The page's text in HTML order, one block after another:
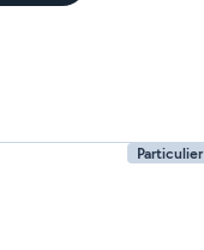
Particulier